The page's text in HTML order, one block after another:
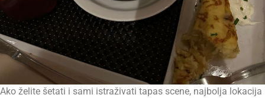
Ako želite šetati i sami istraživati tapas scene, najbolja lokacija